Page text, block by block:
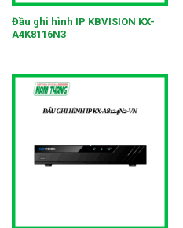
Đầu ghi hình IP KBVISION KX-
A4K8116N3